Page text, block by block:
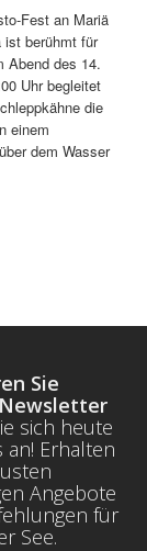
Fest an Mariä
ist berühmt für
Abend des 14.
Uhr begleitet
die
einem
dem Wasser
Sie
sich heute
an! Erhalten
Angebote
für
See.